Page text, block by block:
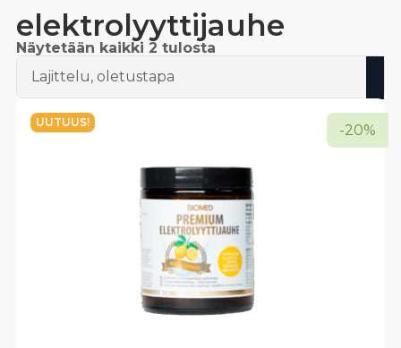
elektrolyyttijauhe
Näytetään kaikki 2 tulosta
-20%
UUTUUS!